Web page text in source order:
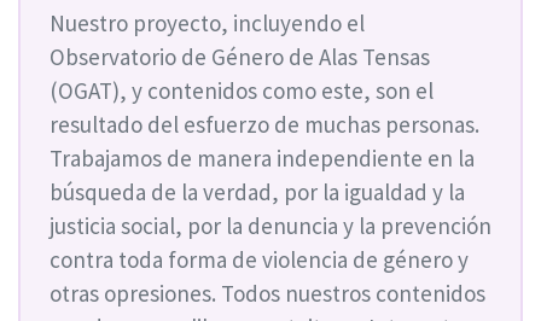
Nuestro proyecto, incluyendo el
Observatorio de Género de Alas Tensas
(OGAT), y contenidos como este, son el
resultado del esfuerzo de muchas personas.
Trabajamos de manera independiente en la
búsqueda de la verdad, por la igualdad y la
justicia social, por la denuncia y la prevención
contra toda forma de violencia de género y
otras opresiones. Todos nuestros contenidos